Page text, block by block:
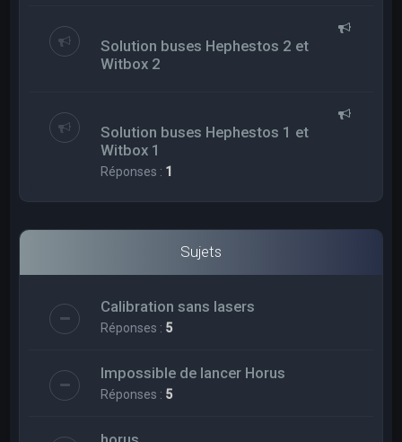
Solution buses Hephestos 2 et
Witbox 2
Solution buses Hephestos 1 et
Witbox 1
Réponses : 1
Sujets
Calibration sans lasers
Réponses : 5
Impossible de lancer Horus
Réponses : 5